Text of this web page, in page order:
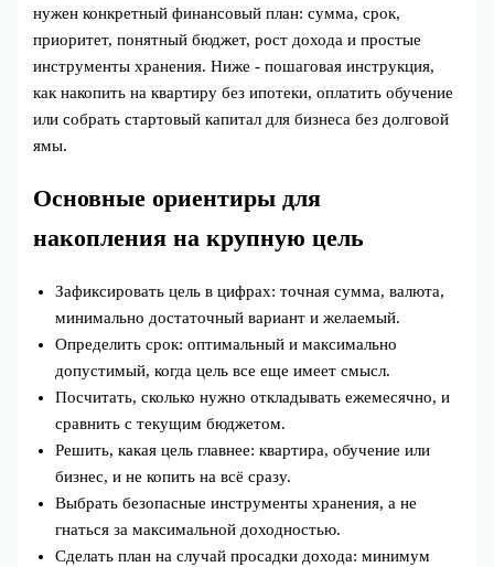
нужен конкретный финансовый план: сумма, срок,
приоритет, понятный бюджет, рост дохода и простые
инструменты хранения. Ниже - пошаговая инструкция,
как накопить на квартиру без ипотеки, оплатить обучение
или собрать стартовый капитал для бизнеса без долговой
ямы.
Основные ориентиры для
накопления на крупную цель
Зафиксировать цель в цифрах: точная сумма, валюта,
минимально достаточный вариант и желаемый.
Определить срок: оптимальный и максимально
допустимый, когда цель все еще имеет смысл.
Посчитать, сколько нужно откладывать ежемесячно, и
сравнить с текущим бюджетом.
Решить, какая цель главнее: квартира, обучение или
бизнес, и не копить на всё сразу.
Выбрать безопасные инструменты хранения, а не
гнаться за максимальной доходностью.
Сделать план на случай просадки дохода: минимум